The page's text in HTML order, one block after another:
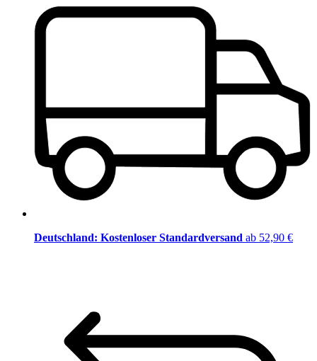
Deutschland: Kostenloser Standardversand ab 52,90 €